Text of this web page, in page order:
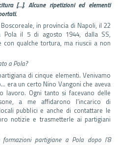
[…]. Alcune ripetizioni ed elementi
in provincia di Napoli, il 22
Pola il 5 di agosto 1944, dalla SS,
qualche tortura, ma riuscii a non
a Pola?
di cinque elementi. Venivamo
era un certo Nino Vangoni che aveva
lavoro. Ogni tanto si facevano delle
a me affidarono l’incarico di
pubblici e anche di contattare le
notizie e trasmetterle ai partigiani
partigiane a Pola dopo l’8